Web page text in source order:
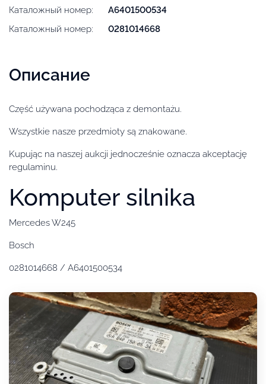
Каталожный номер:
A6401500534
Каталожный номер:
0281014668
Описание
Część używana pochodząca z demontażu.
Wszystkie nasze przedmioty są znakowane.
Kupując na naszej aukcji jednocześnie oznacza akceptację
regulaminu.
Komputer silnika
Mercedes W245
Bosch
0281014668 / A6401500534